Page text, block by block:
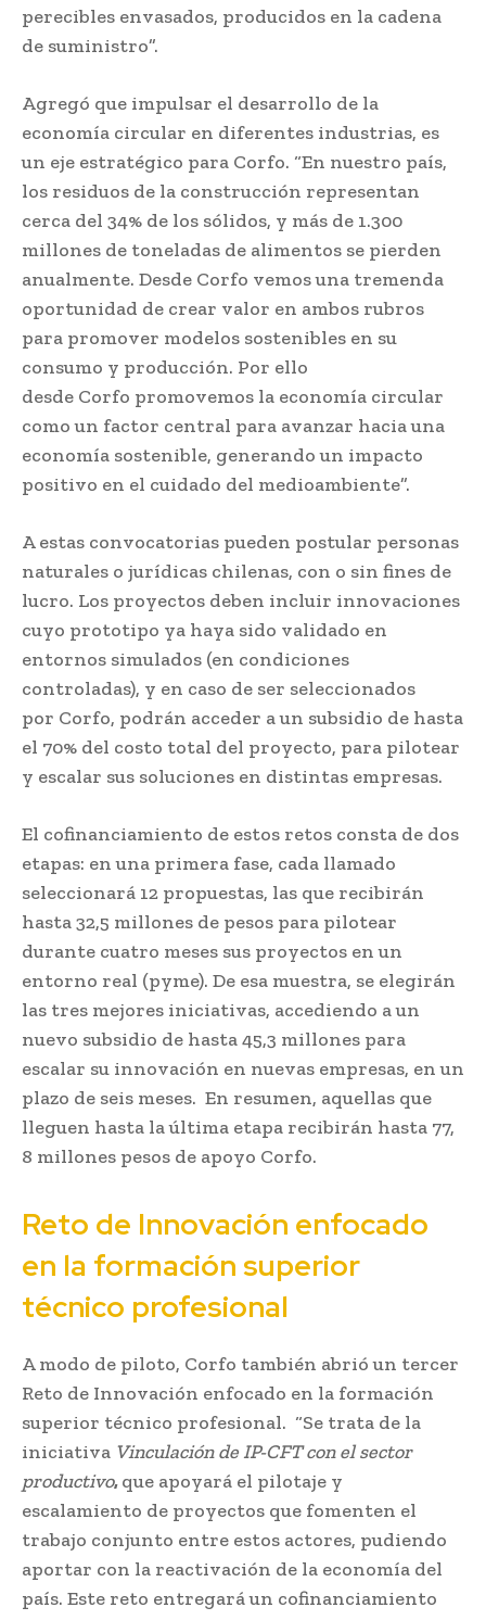
perecibles envasados, producidos en la cadena
de suministro”.
Agregó que impulsar el desarrollo de la
economía circular en diferentes industrias, es
un eje estratégico para Corfo. “En nuestro país,
los residuos de la construcción representan
cerca del 34% de los sólidos, y más de 1.300
millones de toneladas de alimentos se pierden
anualmente. Desde Corfo vemos una tremenda
oportunidad de crear valor en ambos rubros
para promover modelos sostenibles en su
consumo y producción. Por ello
desde Corfo promovemos la economía circular
como un factor central para avanzar hacia una
economía sostenible, generando un impacto
positivo en el cuidado del medioambiente”.
A estas convocatorias pueden postular personas
naturales o jurídicas chilenas, con o sin fines de
lucro. Los proyectos deben incluir innovaciones
cuyo prototipo ya haya sido validado en
entornos simulados (en condiciones
controladas), y en caso de ser seleccionados
por Corfo, podrán acceder a un subsidio de hasta
el 70% del costo total del proyecto, para pilotear
y escalar sus soluciones en distintas empresas.
El cofinanciamiento de estos retos consta de dos
etapas: en una primera fase, cada llamado
seleccionará 12 propuestas, las que recibirán
hasta 32,5 millones de pesos para pilotear
durante cuatro meses sus proyectos en un
entorno real (pyme). De esa muestra, se elegirán
las tres mejores iniciativas, accediendo a un
nuevo subsidio de hasta 45,3 millones para
escalar su innovación en nuevas empresas, en un
plazo de seis meses. En resumen, aquellas que
lleguen hasta la última etapa recibirán hasta 77,
8 millones pesos de apoyo Corfo.
Reto de Innovación enfocado
en la formación superior
técnico profesional
A modo de piloto, Corfo también abrió un tercer
Reto de Innovación enfocado en la formación
superior técnico profesional. “Se trata de la
iniciativa Vinculación de IP-CFT con el sector
productivo,que apoyará el pilotaje y
escalamiento de proyectos que fomenten el
trabajo conjunto entre estos actores, pudiendo
aportar con la reactivación de la economía del
país. Este reto entregará un cofinanciamiento